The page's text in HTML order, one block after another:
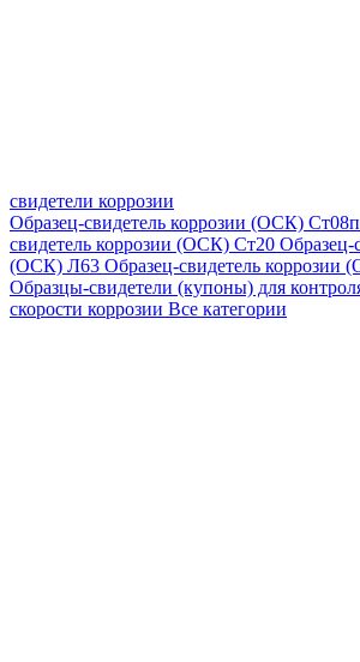
свидетели коррозии
Образец-свидетель коррозии (ОСК)
свидетель коррозии (ОСК) Ст20 Образец-
(ОСК) Л63 Образец-свидетель коррозии
Образцы-свидетели (купоны) для
скорости коррозии Все категории